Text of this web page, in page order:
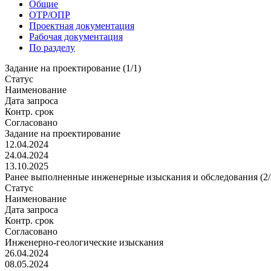
Общие
ОТР/ОПР
Проектная документация
Рабочая документация
По разделу
Задание на проектирование (1/1)
Статус
Наименование
Дата запроса
Контр. срок
Согласовано
Задание на проектирование
12.04.2024
24.04.2024
13.10.2025
Ранее выполненные инженерные изыскания и обследования
Статус
Наименование
Дата запроса
Контр. срок
Согласовано
Инженерно-геологические изыскания
26.04.2024
08.05.2024